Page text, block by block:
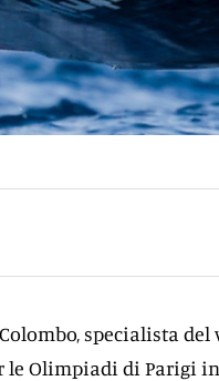
specialista
le Olimpiadi di Parigi